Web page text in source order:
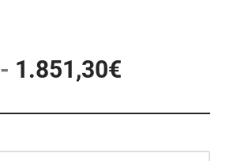
- 1.851,30€